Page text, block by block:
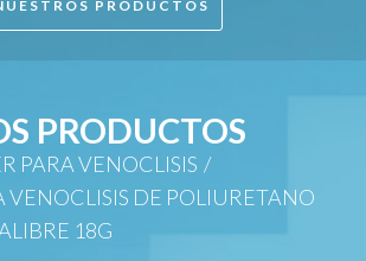
PRODUCTOS
PRODUCTOS
PARA VENOCLISIS /
VENOCLISIS DE POLIURETANO
18G